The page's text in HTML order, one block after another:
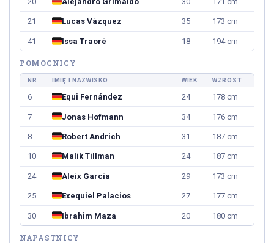
21 Lucas Vázquez 35 173 cm
41 Issa Traoré 18 194 cm
POMOCNICY
NR IMIĘ I NAZWISKO WIEK WZROST
6 Equi Fernández 24 178 cm
7 Jonas Hofmann 34 176 cm
8 Robert Andrich 31 187 cm
10 Malik Tillman 24 187 cm
24 Aleix García 29 173 cm
25 Exequiel Palacios 27 177 cm
30 Ibrahim Maza 20 180 cm
NAPASTNICY